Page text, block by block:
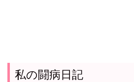
私の闘病日記